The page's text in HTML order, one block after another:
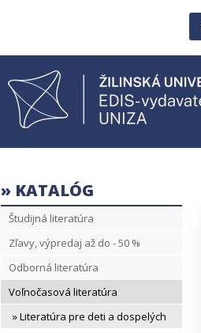
» KATALÓG
Študijná literatúra
Zľavy, výpredaj až do - 50 %
Odborná literatúra
Voľnočasová literatúra
» Literatúra pre deti a dospelých